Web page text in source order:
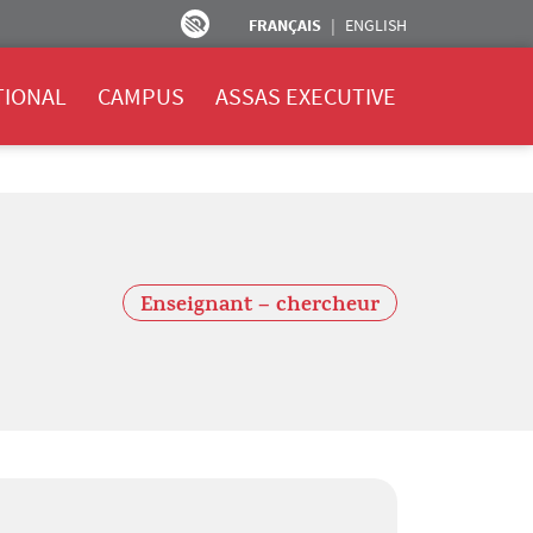
FRANÇAIS ENGLISH
CAMPUS ASSAS EXECUTIVE
Enseignant – chercheur